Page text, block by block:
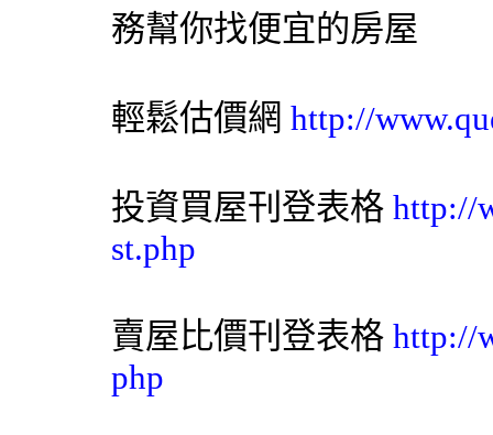
務幫你找便宜的房屋
輕鬆估價網 http://
投資買屋刊登表格 http://
st.php
賣屋比價刊登表格 http://
php